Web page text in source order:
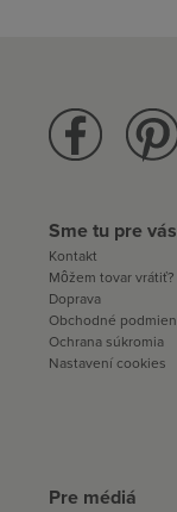
Sme tu pre vás
Kontakt
Môžem tovar vrátiť?
Doprava
Obchodné
Ochrana súkromia
Nastavení cookies
Pre médiá